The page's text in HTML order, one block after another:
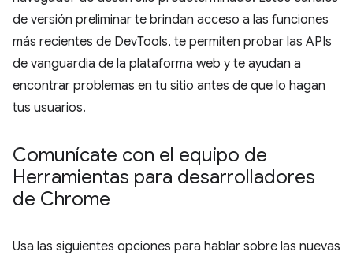
de versión preliminar te brindan acceso a las funciones
más recientes de DevTools, te permiten probar las APIs
de vanguardia de la plataforma web y te ayudan a
encontrar problemas en tu sitio antes de que lo hagan
tus usuarios.
Comunícate con el equipo de
Herramientas para desarrolladores
de Chrome
Usa las siguientes opciones para hablar sobre las nuevas